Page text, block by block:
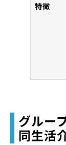
特徴
グルー
同生活